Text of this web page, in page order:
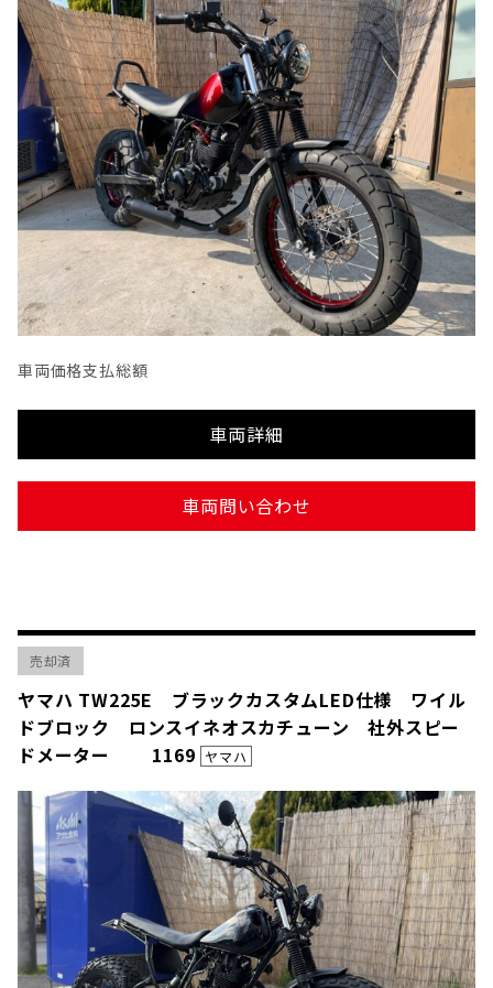
車両価格支払総額
車両詳細
車両問い合わせ
売却済
ヤマハ TW225E ブラックカスタムLED仕様 ワイル
ドブロック ロンスイネオスカチューン 社外スピー
ドメーター 1169 ヤマハ